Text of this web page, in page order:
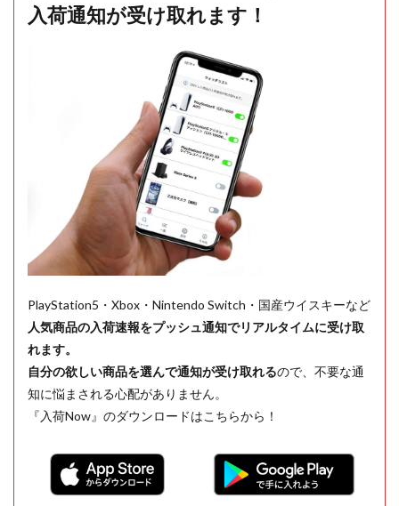
入荷通知が受け取れます！
PlayStation5・Xbox・Nintendo Switch・国産ウイスキーなど
人気商品の入荷速報をプッシュ通知でリアルタイムに受け取
れます。
自分の欲しい商品を選んで通知が受け取れるので、不要な通
知に悩まされる心配がありません。
『入荷Now』のダウンロードはこちらから！